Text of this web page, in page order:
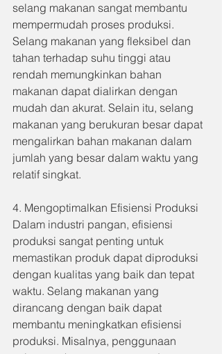
selang makanan sangat membantu
mempermudah proses produksi.
Selang makanan yang fleksibel dan
tahan terhadap suhu tinggi atau
rendah memungkinkan bahan
makanan dapat dialirkan dengan
mudah dan akurat. Selain itu, selang
makanan yang berukuran besar dapat
mengalirkan bahan makanan dalam
jumlah yang besar dalam waktu yang
relatif singkat.
4. Mengoptimalkan Efisiensi Produksi
Dalam industri pangan, efisiensi
produksi sangat penting untuk
memastikan produk dapat diproduksi
dengan kualitas yang baik dan tepat
waktu. Selang makanan yang
dirancang dengan baik dapat
membantu meningkatkan efisiensi
produksi. Misalnya, penggunaan